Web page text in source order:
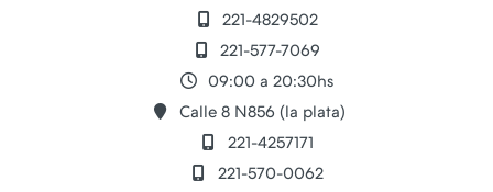
221-4829502
221-577-7069
09:00 a 20:30hs
Calle 8 N856 (la plata)
221-4257171
221-570-0062